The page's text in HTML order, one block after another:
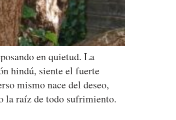
en quietud. La
hindú, siente el fuerte
mismo nace del deseo,
la raíz de todo sufrimiento.